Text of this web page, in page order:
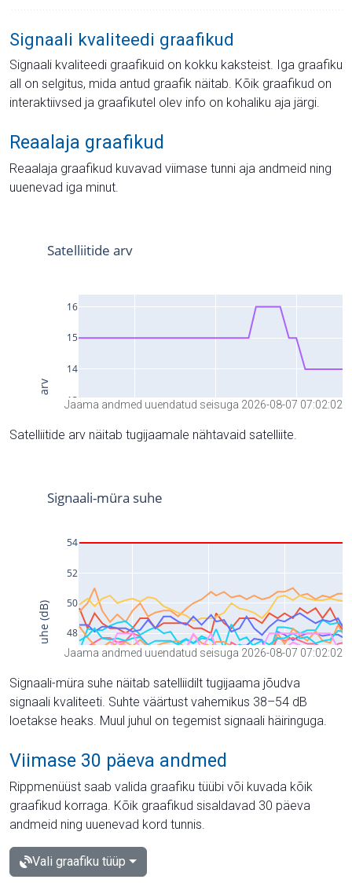
Signaali kvaliteedi graafikud
Signaali kvaliteedi graafikuid on kokku kaksteist. Iga graafiku
all on selgitus, mida antud graafik näitab. Kõik graafikud on
interaktiivsed ja graafikutel olev info on kohaliku aja järgi.
Reaalaja graafikud
Reaalaja graafikud kuvavad viimase tunni aja andmeid ning
uuenevad iga minut.
Jaama andmed uuendatud seisuga 2026-08-07 07:02:02
Satelliitide arv näitab tugijaamale nähtavaid satelliite.
Jaama andmed uuendatud seisuga 2026-08-07 07:02:02
Signaali-müra suhe näitab satelliidilt tugijaama jõudva
signaali kvaliteeti. Suhte väärtust vahemikus 38–54 dB
loetakse heaks. Muul juhul on tegemist signaali häiringuga.
Viimase 30 päeva andmed
Rippmenüüst saab valida graafiku tüübi või kuvada kõik
graafikud korraga. Kõik graafikud sisaldavad 30 päeva
andmeid ning uuenevad kord tunnis.
Vali graafiku tüüp